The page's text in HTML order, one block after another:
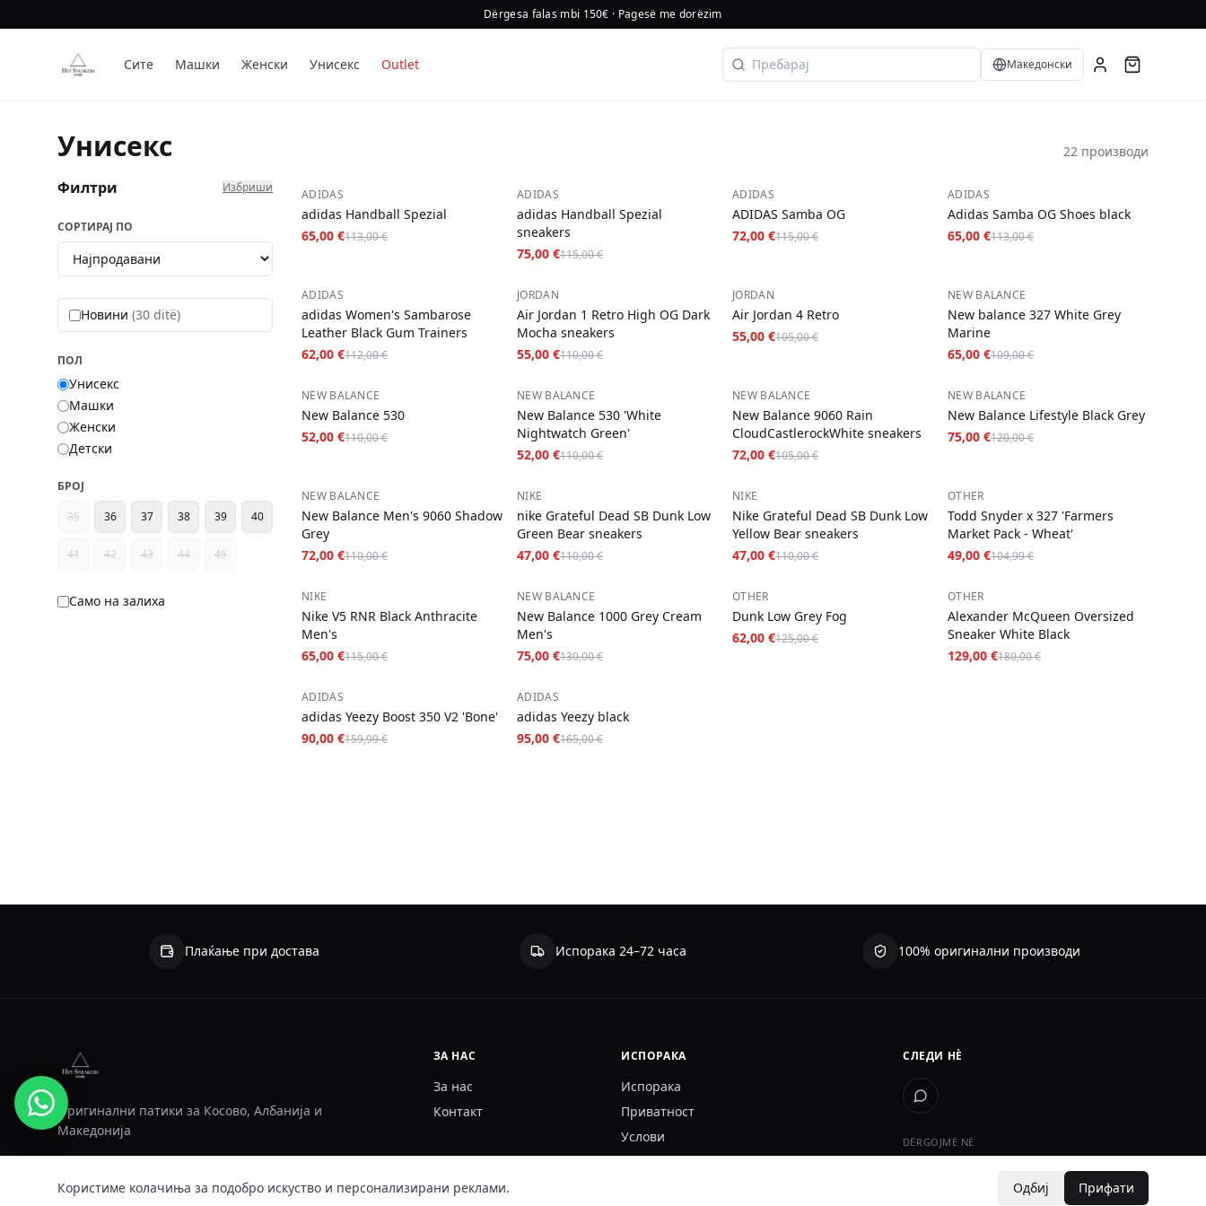
Dërgesa falas mbi 150€ · Pagesë me dorëzim
Сите Машки Женски Унисекс Outlet Language
Македонски
Унисекс 22 производи
Филтри Избриши
СОРТИРАЈ ПО
Новини (30 ditë)
ПОЛ
Унисекс
Машки
Женски
Детски
БРОЈ
35
36 37 38 39 40
41 42 43 44 45
Само на залиха
−42%
ADIDAS
adidas Handball Spezial
65,00 €113,00 €
−35%
ADIDAS
adidas Handball Spezial
sneakers
75,00 €115,00 €
−37%
ADIDAS
ADIDAS Samba OG
72,00 €115,00 €
−42%
ADIDAS
Adidas Samba OG Shoes black
65,00 €113,00 €
−45%
ADIDAS
adidas Women's Sambarose
Leather Black Gum Trainers
62,00 €112,00 €
−50%
JORDAN
Air Jordan 1 Retro High OG Dark
Mocha sneakers
55,00 €110,00 €
−48%
JORDAN
Air Jordan 4 Retro
55,00 €105,00 €
−40%
NEW BALANCE
New balance 327 White Grey
Marine
65,00 €109,00 €
−53%
NEW BALANCE
New Balance 530
52,00 €110,00 €
−53%
NEW BALANCE
New Balance 530 'White
Nightwatch Green'
52,00 €110,00 €
−31%
NEW BALANCE
New Balance 9060 Rain
CloudCastlerockWhite sneakers
72,00 €105,00 €
−38%
NEW BALANCE
New Balance Lifestyle Black Grey
75,00 €120,00 €
−35%
NEW BALANCE
New Balance Men's 9060 Shadow
Grey
72,00 €110,00 €
−57
NIKE
nike Grateful Dead SB Dunk Low
Green Bear sneakers
47,00 €110,00 €
−57
NIKE
Nike Grateful Dead SB Dunk Low
Yellow Bear sneakers
47,00 €110,00 €
−53%
OTHER
Todd Snyder x 327 'Farmers
Market Pack - Wheat'
49,00 €104,99 €
−43
NIKE
Nike V5 RNR Black Anthracite
Men's
65,00 €115,00 €
−42%
NEW BALANCE
New Balance 1000 Grey Cream
Men's
75,00 €130,00 €
−50%
OTHER
Dunk Low Grey Fog
62,00 €125,00 €
−28%
OTHER
Alexander McQueen Oversized
Sneaker White Black
129,00 €180,00 €
−44%
ADIDAS
adidas Yeezy Boost 350 V2 'Bone'
90,00 €159,99 €
−42%
ADIDAS
adidas Yeezy black
95,00 €165,00 €
Плаќање при достава Испорака 24–72 часа 100% оригинални производи
Оригинални патики за Косово, Албанија и
Македонија
ЗА НАС
За нас
Контакт
ИСПОРАКА
Испорака
Приватност
Услови
СЛЕДИ НÈ
DËRGOJMË NË
Користиме колачиња за подобро искуство и персонализирани реклами.
Одбиј Прифати